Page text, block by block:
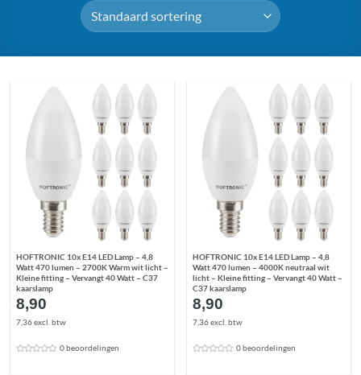
HOFTRONIC 10x E14 LED Lamp – 4,8
Watt 470 lumen – 2700K Warm wit licht –
Kleine fitting – Vervangt 40 Watt – C37
kaarslamp
8,90
7,36 excl. btw
0 beoordelingen
HOFTRONIC 10x E14 LED Lamp – 4,8
Watt 470 lumen – 4000K neutraal wit
licht – Kleine fitting – Vervangt 40 Watt –
C37 kaarslamp
8,90
7,36 excl. btw
0 beoordelingen